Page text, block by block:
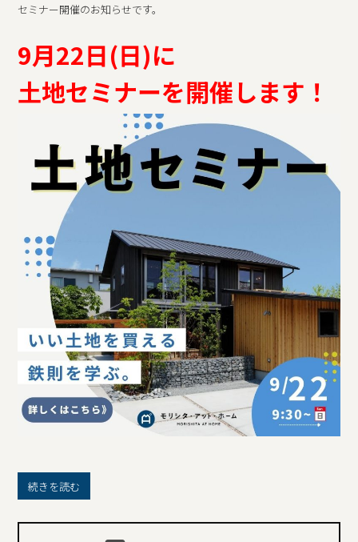
セミナー開催のお知らせです。
9月22日(日)に
土地セミナーを開催します！
続きを読む